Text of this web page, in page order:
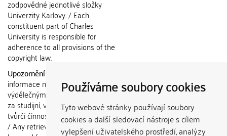
Používáme soubory cookies
Tyto webové stránky používají soubory
cookies a další sledovací nástroje s cílem
vylepšení uživatelského prostředí, analýzy
zodpovědné jednotlivé složky
Univerzity Karlovy. / Each
constituent part of Charles
University is responsible for
adherence to all provisions of the
copyright law.
Upozornění / Notice:
informace nemohou být použity k
výdělečným účelům nebo vydávány
za studijní, vědeckou nebo jinou
tvůrčí činnost jiné osoby než autora.
/ Any retrieved information shall not